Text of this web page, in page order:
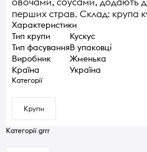
перших страв. Склад: крупа
Характеристики
Тип крупи
Кускус
Тип фасуванняВ упаковці
Виробник
Жменька
Країна
Україна
Категорії
Крупи
Категорії grrr